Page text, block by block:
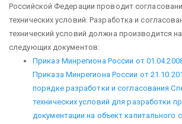
Российской Федерации проводит
технических условий. Разработка и
технический условий должна производится
следующих документов:
Приказ Минрегиона России от
Приказа Минрегиона России от
порядке разработки и согласования
технических условий для разработки
документации на объект капитального